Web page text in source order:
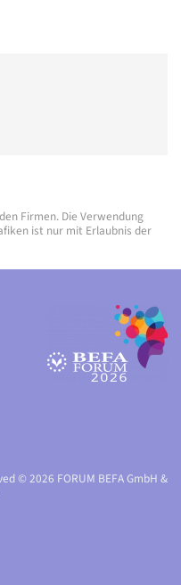
Firmen. Die Verwendung
ist nur mit Erlaubnis der
© 2026 FORUM BEFA GmbH &